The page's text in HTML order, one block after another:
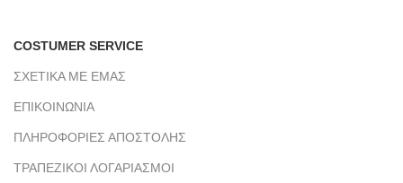
COSTUMER SERVICE
ΣΧΕΤΙΚΑ ΜΕ ΕΜΑΣ
ΕΠΙΚΟΙΝΩΝΙΑ
ΠΛΗΡΟΦΟΡΙΕΣ ΑΠΟΣΤΟΛΗΣ
ΤΡΑΠΕΖΙΚΟΙ ΛΟΓΑΡΙΑΣΜΟΙ